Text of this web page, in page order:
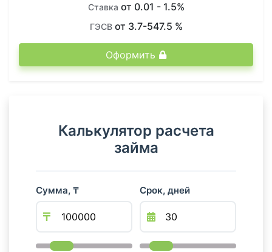
Ставка от 0.01 - 1.5%
ГЭСВот 3.7-547.5 %
Оформить
Калькулятор расчета
займа
Сумма, ₸ Срок, дней